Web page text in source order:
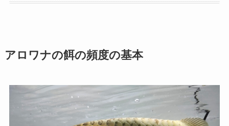
アロワナの餌の頻度の基本